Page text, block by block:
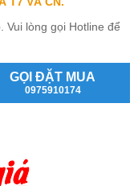
Vui lòng gọi Hotline để
GỌI ĐẶT MUA
0975910174